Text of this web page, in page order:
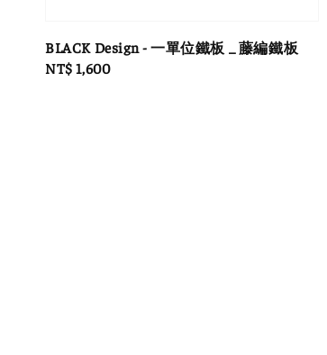
BLACK Design - 一單位鐵板 _ 藤編鐵板
Regular
NT$ 1,600